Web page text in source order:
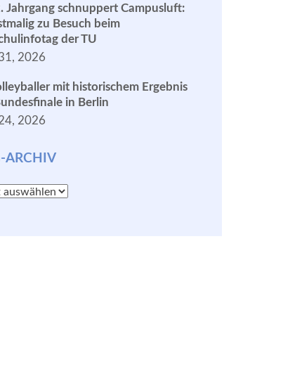
Jahrgang schnuppert Campusluft:
zu Besuch beim
der TU
2026
mit historischem Ergebnis
in Berlin
2026
ARCHIV